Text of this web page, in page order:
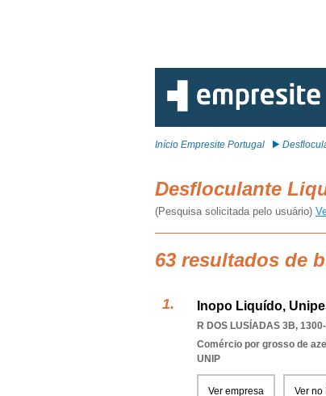
Início Empresite Portugal
Desfloculante
(Pesquisa solicitada pelo usuário)
63 resultados de
Inopo Liquído,
R DOS LUSÍADAS 3B,
Comércio por grosso de
UNIP
Ver empresa Ver no